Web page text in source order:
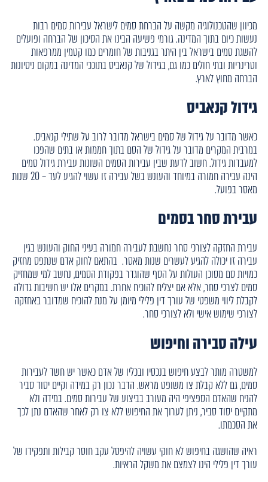
מכיוון שהטכנולוגיה מקשה על הברחת סמים לישראל עבירות סמים רבות
נעשות כיום בתוך המדינה. גורמי פשיעה הבינו את הסיכון של הברחה ופועלים
להשגת סמים בישראל בין היתר בגניבות של חומרים כמו קטמין ממרפאות
וטרינריות ובתי חולים כמו גם, בגידול של קנאביס בתוככי המדינה במקום ניסיונות
הברחה מחוץ לארץ.
גידול קנאביס
כאשר מדובר על גידול של סמים בישראל מדובר לרוב על שתילי קנאביס.
במרבית המקרים מדובר על גידול של הסם בתוך חממות או בתים שהפכו
למעבדות גידול. חשוב לדעת שבין עבירות הסמים השונות עבירת גידול סמים
הינה עבירה חמורה במיוחד והעונש בשל עבירה זו עשוי להגיע לעד – 20 שנות
מאסר בפועל.
עבירת סחר בסמים
עבירת החזקה לצורכי סחר נחשבת לעבירה חמורה בעיני החוק והעונש בגין
עבירה זו יכולה להגיע לעשרים שנות מאסר. בהתאם לחוק אדם שנתפס מחזיק
כמויות סם מסוכן העולות על הסף שהוגדר בפקודת הסמים, נחשב למי שמחזיק
סמים לצרכי סחר, אלא אם יצליח להוכיח אחרת. במקרים אלו יש חשיבות גדולה
לקבלת ליווי משפטי של עורך דין פלילי מיומן על מנת להוכיח שמדובר באחזקה
לצורכי שימוש אישי ולא לצורכי סחר.
עילה סבירה וחיפוש
למשטרה מותר לבצע חיפוש בנכסיו ובכליו של אדם כאשר יש חשד לעבירות
סמים, גם ללא קבלת צו משופט מראש. הדבר נכון רק במידה וקיים יסוד סביר
להניח שהאדם הספציפי היה מעורב בביצוע של עבירות סמים. במידה ולא
מתקיים יסוד סביר, ניתן לערוך את החיפוש ללא צו רק לאחר שהאדם נתן לכך
את הסכמתו.
ראיה שהושגה בחיפוש לא חוקי עשויה להיפסל עקב חוסר קבילות ותפקידו של
עורך דין פלילי הינו לצמצם את משקל הראיות.